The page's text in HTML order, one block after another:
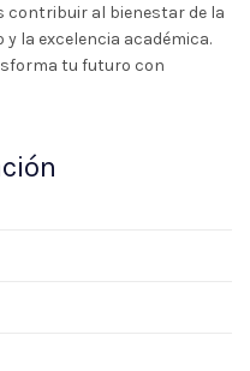
contribuir al bienestar de la
la excelencia académica.
tu futuro con